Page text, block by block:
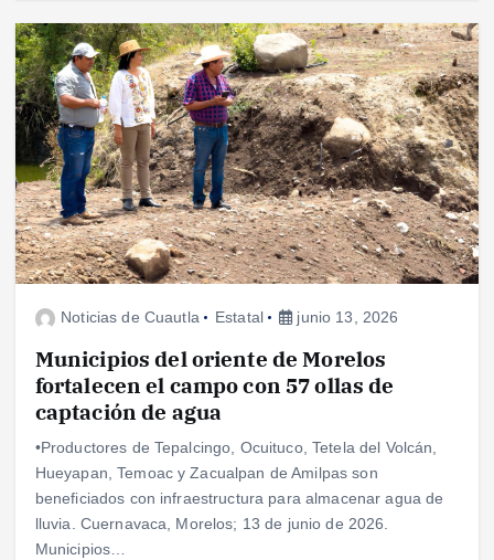
Noticias de Cuautla Estatal junio 13, 2026
Municipios del oriente de Morelos
fortalecen el campo con 57 ollas de
captación de agua
•Productores de Tepalcingo, Ocuituco, Tetela del Volcán,
Hueyapan, Temoac y Zacualpan de Amilpas son
beneficiados con infraestructura para almacenar agua de
lluvia. Cuernavaca, Morelos; 13 de junio de 2026.
Municipios…